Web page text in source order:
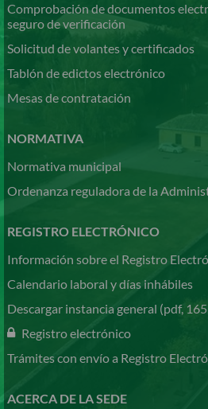
Comprobación de documentos
seguro de verificación
Solicitud de volantes y certificados
Tablón de edictos electrónico
Mesas de contratación
NORMATIVA
Normativa municipal
Ordenanza reguladora de la
REGISTRO ELECTRÓNICO
Información sobre el Registro
Calendario laboral y días inhábiles
Descargar instancia general (pdf,
Registro electrónico
Trámites con envío a Registro
ACERCA DE LA SEDE